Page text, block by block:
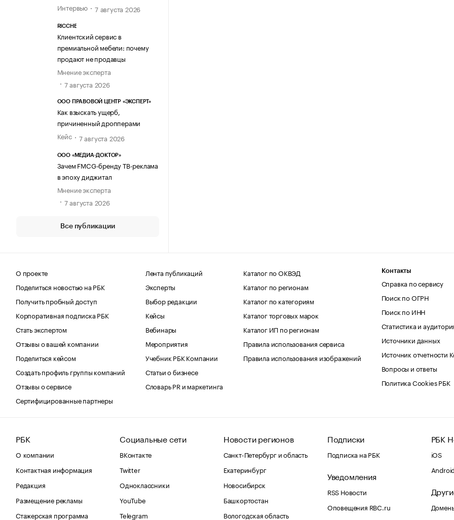
Интервью
7 августа 2026
RICCHE
Клиентский сервис в
премиальной мебели: почему
продают не продавцы
Мнение эксперта
7 августа 2026
ООО ПРАВОВОЙ ЦЕНТР «ЭКСПЕРТ»
Как взыскать ущерб,
причиненный дропперами
Кейс
7 августа 2026
ООО «МЕДИА-ДОКТОР»
Зачем FMCG-бренду ТВ-реклама
в эпоху диджитал
Мнение эксперта
7 августа 2026
Все публикации
О проекте
Поделиться новостью на РБК
Получить пробный доступ
Корпоративная подписка РБК
Стать экспертом
Отзывы о вашей компании
Поделиться кейсом
Создать профиль группы компаний
Отзывы о сервисе
Сертифицированные партнеры
Лента публикаций
Эксперты
Выбор редакции
Кейсы
Вебинары
Мероприятия
Учебник РБК Компании
Статьи о бизнесе
Словарь PR и маркетинга
Каталог по ОКВЭД
Каталог по регионам
Каталог по категориям
Каталог торговых марок
Каталог ИП по регионам
Правила использования сервиса
Правила использования изображений
Контакты
Справка по сервису
Поиск по ОГРН
Поиск по ИНН
Статистика и
Источники данных
Источник отчетности
Вопросы и ответы
Политика Cookies РБК
РБК
О компании
Контактная информация
Редакция
Размещение рекламы
Стажерская программа
Социальные сети
ВКонтакте
Twitter
Одноклассники
YouTube
Telegram
Новости регионов
Санкт-Петербург и область
Екатеринбург
Новосибирск
Башкортостан
Вологодская область
Подписки
Подписка на РБК
Уведомления
RSS Новости
Оповещения RBC.ru
РБК
iOS